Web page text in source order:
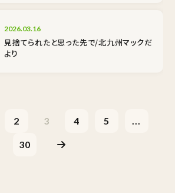
2026.03.16
見捨てられたと思った先で/北九州マックだ
より
2 3 4 5 ...
30